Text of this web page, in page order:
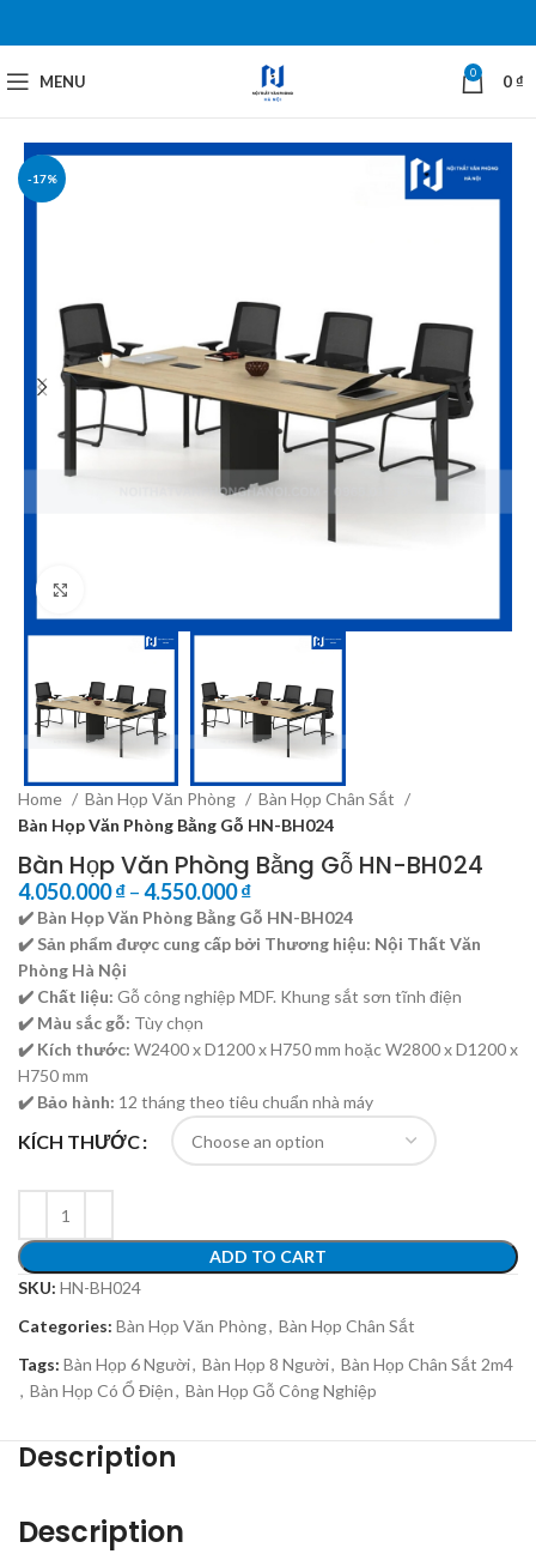
MENU 0 0₫
-17%
Home Bàn Họp Văn Phòng
Bàn Họp Chân Sắt
Bàn Họp Văn Phòng Bằng Gỗ HN-BH024
Bàn Họp Văn Phòng Bằng Gỗ HN-BH024
4.050.000₫–4.550.000₫
✔️ Bàn Họp Văn Phòng Bằng Gỗ HN-BH024
✔️ Sản phẩm được cung cấp bởi Thương hiệu: Nội Thất Văn
Phòng Hà Nội
✔️ Chất liệu: Gỗ công nghiệp MDF. Khung sắt sơn tĩnh điện
✔️ Màu sắc gỗ: Tùy chọn
✔️ Kích thước: W2400 x D1200 x H750 mm hoặc W2800 x D1200 x
H750 mm
✔️ Bảo hành: 12 tháng theo tiêu chuẩn nhà máy
KÍCH THƯỚC
ADD TO CART
SKU: HN-BH024
Categories: Bàn Họp Văn Phòng, Bàn Họp Chân Sắt
Tags: Bàn Họp 6 Người, Bàn Họp 8 Người, Bàn Họp Chân Sắt 2m4
, Bàn Họp Có Ổ Điện, Bàn Họp Gỗ Công Nghiệp
Description
Description